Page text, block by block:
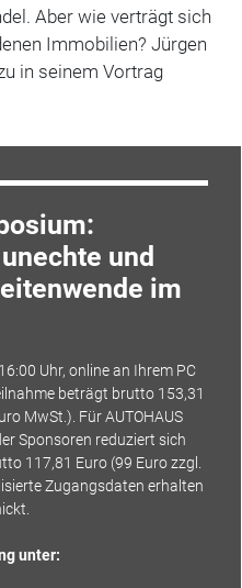
Aber wie verträgt sich
Immobilien? Jürgen
in seinem Vortrag
und
im
Uhr, online an Ihrem PC
beträgt brutto 153,31
MwSt.). Für AUTOHAUS
Sponsoren reduziert sich
117,81 Euro (99 Euro zzgl.
Zugangsdaten erhalten
unter: